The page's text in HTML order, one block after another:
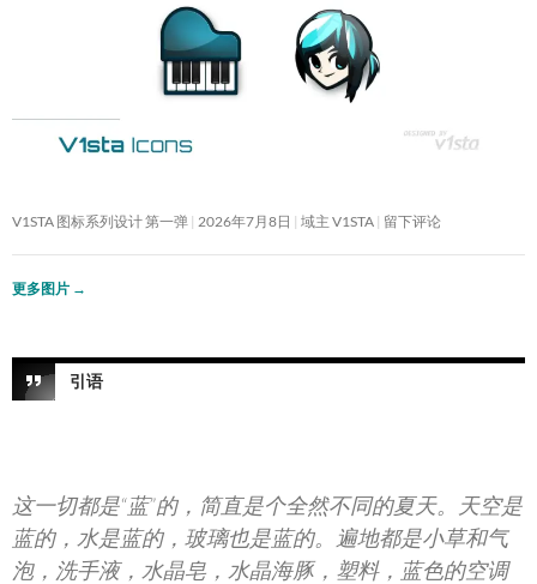
V1STA 图标系列设计 第一弹 2026年7月8日 域主 V1STA 留下评论
更多图片 →
引语
这一切都是“蓝”的，简直是个全然不同的夏天。天空是
蓝的，水是蓝的，玻璃也是蓝的。遍地都是小草和气
泡，洗手液，水晶皂，水晶海豚，塑料，蓝色的空调